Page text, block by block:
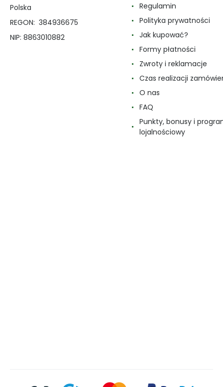
Polska
REGON: 384936675
NIP: 8863010882
Regulamin
Polityka prywatności
Jak kupować?
Formy płatności
Zwroty i reklamacje
Czas realizacji
O nas
FAQ
Punkty, bonusy i
lojalnościowy